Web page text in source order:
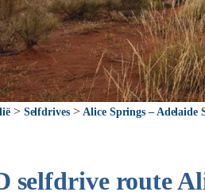
> Selfdrives> Alice Springs – Adelaide
selfdrive route